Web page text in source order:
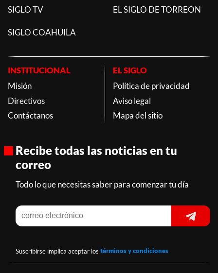
SIGLO TV EL SIGLO DE TORREON
SIGLO COAHUILA
INSTITUCIONAL
Misión
Directivos
Contáctanos
EL SIGLO
Política de privacidad
Aviso legal
Mapa del sitio
Recibe todas las noticias en tu
correo
Todo lo que necesitas saber para comenzar tu día
Suscribirse implica aceptar los términos y condiciones